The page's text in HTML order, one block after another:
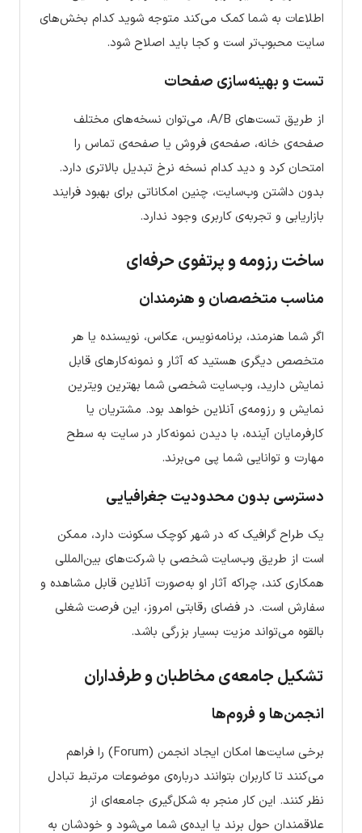
اطلاعات به شما کمک می‌کند متوجه شوید کدام بخش‌های
سایت محبوب‌تر است و کجا باید اصلاح شود.
تست و بهینه‌سازی صفحات
از طریق تست‌های A/B، می‌توان نسخه‌های مختلف
صفحه‌ی خانه، صفحه‌ی فروش یا صفحه‌ی تماس را
امتحان کرد و دید کدام نسخه نرخ تبدیل بالاتری دارد.
بدون داشتن وب‌سایت، چنین امکاناتی برای بهبود فرایند
بازاریابی و تجربه‌ی کاربری وجود ندارد.
ساخت رزومه و پرتفوی حرفه‌ای
مناسب متخصصان و هنرمندان
اگر شما هنرمند، برنامه‌نویس، عکاس، نویسنده یا هر
متخصص دیگری هستید که آثار و نمونه‌کارهای قابل
نمایش دارید، وب‌سایت شخصی شما بهترین ویترین
نمایش و رزومه‌ی آنلاین خواهد بود. مشتریان یا
کارفرمایان آینده، با دیدن نمونه‌کار در سایت به سطح
مهارت و توانایی شما پی می‌برند.
دسترسی بدون محدودیت جغرافیایی
یک طراح گرافیک که در شهر کوچک سکونت دارد، ممکن
است از طریق وب‌سایت شخصی با شرکت‌های بین‌المللی
همکاری کند، چراکه آثار او به‌صورت آنلاین قابل مشاهده و
سفارش است. در فضای رقابتی امروز، این فرصت شغلی
بالقوه می‌تواند مزیت بسیار بزرگی باشد.
تشکیل جامعه‌ی مخاطبان و طرفداران
انجمن‌ها و فروم‌ها
برخی سایت‌ها امکان ایجاد انجمن (Forum) را فراهم
می‌کنند تا کاربران بتوانند درباره‌ی موضوعات مرتبط تبادل
نظر کنند. این کار منجر به شکل‌گیری جامعه‌ای از
علاقمندان حول برند یا ایده‌ی شما می‌شود و خودشان به